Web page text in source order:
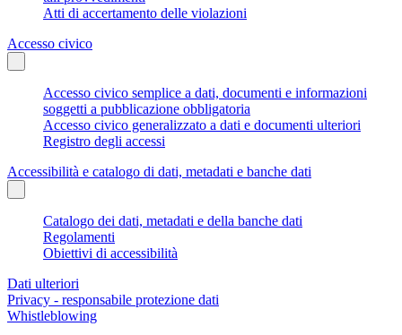
Atti di accertamento delle violazioni
Accesso civico
Accesso civico semplice a dati, documenti e informazioni
soggetti a pubblicazione obbligatoria
Accesso civico generalizzato a dati e documenti ulteriori
Registro degli accessi
Accessibilità e catalogo di dati, metadati e banche dati
Catalogo dei dati, metadati e della banche dati
Regolamenti
Obiettivi di accessibilità
Dati ulteriori
Privacy - responsabile protezione dati
Whistleblowing